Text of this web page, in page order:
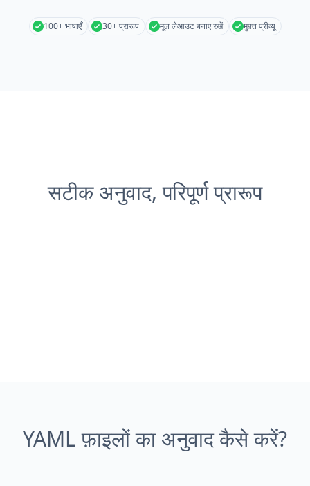
100+ भाषाएँ 30+ प्रारूप मूल लेआउट बनाए रखें मुफ़्त प्रीव्यू
सटीक अनुवाद, परिपूर्ण प्रारूप
YAML फ़ाइलों का अनुवाद कैसे करें?